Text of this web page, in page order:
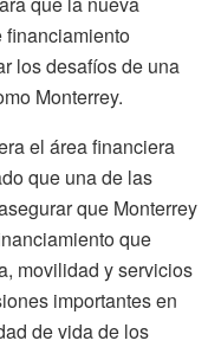
financiamiento
los desafíos de una
Monterrey.
el área financiera
que una de las
que Monterrey
que
movilidad y servicios
importantes en
de vida de los